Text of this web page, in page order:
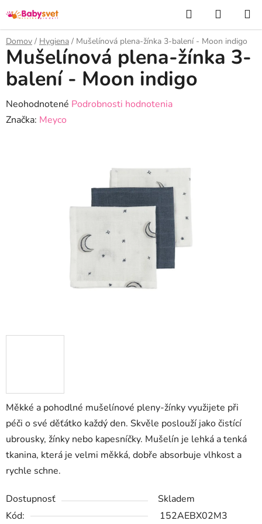
na
obsah
Hľadať
KOŠÍK
Domov / Hygiena / Mušelínová plena-žínka 3-balení - Moon indigo
Měkké a pohodlné mušelínové pleny-žínky využijete při
péči o své děťátko každý den. Skvěle poslouží jako čistící
ubrousky, žínky nebo kapesníčky. Mušelín je lehká a tenká
tkanina, která je velmi měkká, dobře absorbuje vlhkost a
rychle schne.
Dostupnosť
Skladem
Kód:
152AEBX02M3
Mušelínová plena-žínka 3-
balení - Moon indigo
Priemerné
hodnotenie
Neohodnotené Podrobnosti hodnotenia
Značka: Meyco